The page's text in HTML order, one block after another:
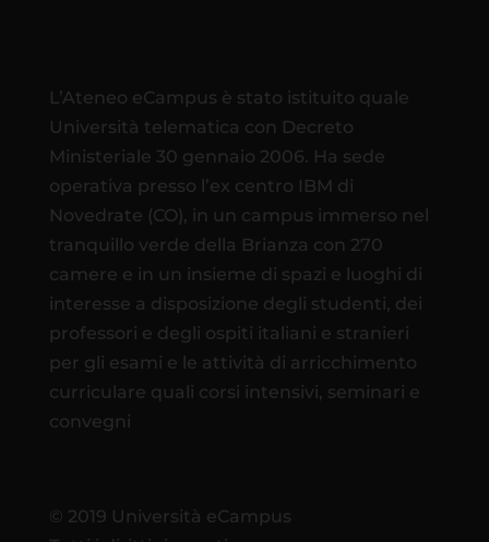
L’Ateneo eCampus è stato istituito quale
Università telematica con Decreto
Ministeriale 30 gennaio 2006. Ha sede
operativa presso l’ex centro IBM di
Novedrate (CO), in un campus immerso nel
tranquillo verde della Brianza con 270
camere e in un insieme di spazi e luoghi di
interesse a disposizione degli studenti, dei
professori e degli ospiti italiani e stranieri
per gli esami e le attività di arricchimento
curriculare quali corsi intensivi, seminari e
convegni
© 2019 Università eCampus